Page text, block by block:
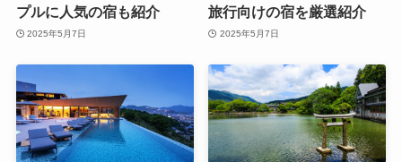
プルに人気の宿も紹介
2025年5月7日
旅行向けの宿を厳選紹介
2025年5月7日